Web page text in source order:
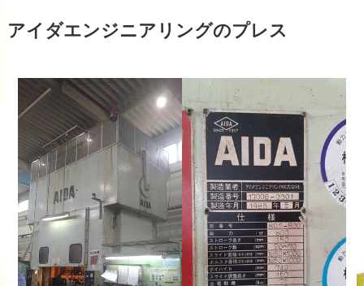
アイダエンジニアリングのプレス